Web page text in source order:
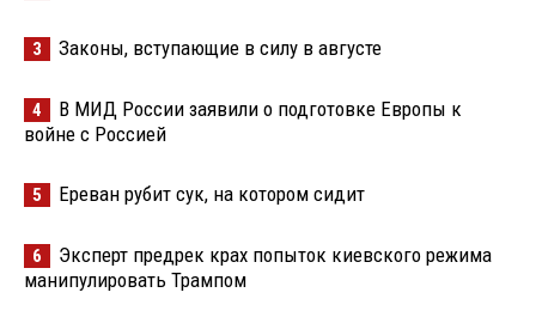
3 Законы, вступающие в силу в августе
4
В МИД России заявили о подготовке Европы к
войне с Россией
5 Ереван рубит сук, на котором сидит
6
Эксперт предрек крах попыток киевского режима
манипулировать Трампом